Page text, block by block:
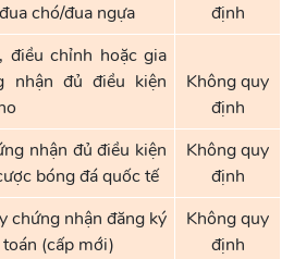
chó/đua ngựa
định
điều chỉnh hoặc gia
nhận đủ điều kiện
Không quy
định
nhận đủ điều kiện
bóng đá quốc tế
Không quy
định
chứng nhận đăng ký
(cấp mới)
Không quy
định